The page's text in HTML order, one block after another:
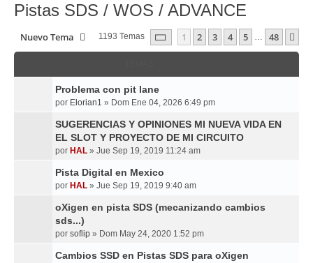
Pistas SDS / WOS / ADVANCE
Nuevo Tema 1193 Temas Página1 De 48
1 2 3 4 5 … 48
Problema con pit lane
por Elorian1 » Dom Ene 04, 2026 6:49 pm
SUGERENCIAS Y OPINIONES MI NUEVA VIDA EN
EL SLOT Y PROYECTO DE MI CIRCUITO
por HAL » Jue Sep 19, 2019 11:24 am
Pista Digital en Mexico
por HAL » Jue Sep 19, 2019 9:40 am
oXigen en pista SDS (mecanizando cambios
sds...)
por soflip » Dom May 24, 2020 1:52 pm
Cambios SSD en Pistas SDS para oXigen